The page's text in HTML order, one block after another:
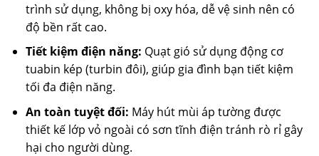
trình sử dụng, không bị oxy hóa, dễ vệ sinh nên có
độ bền rất cao.
Tiết kiệm điện năng: Quạt gió sử dụng động cơ
tuabin kép (turbin đôi), giúp gia đình bạn tiết kiệm
tối đa điện năng.
An toàn tuyệt đối: Máy hút mùi áp tường được
thiết kế lớp vỏ ngoài có sơn tĩnh điện tránh rò rỉ gây
hại cho người dùng.